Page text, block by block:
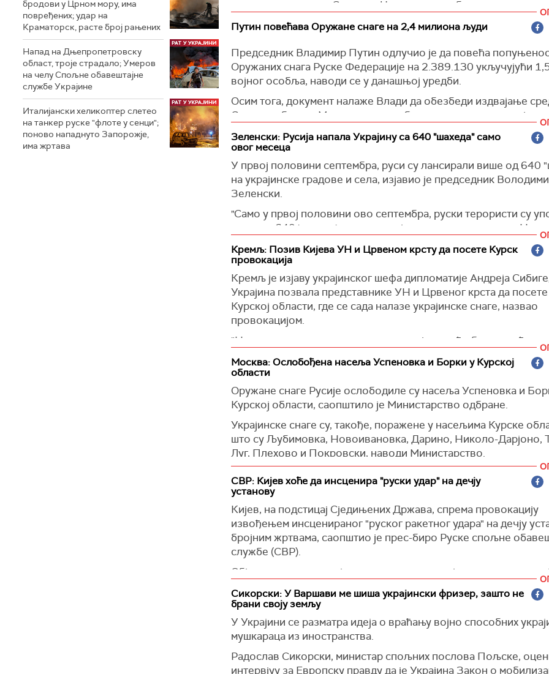
бродови у Црном мору, има
повређених; удар на
Краматорск, расте број рањених
Напад на Дњепропетровску
област, троје страдалo; Умеров
на челу Спољне обавештајне
службе Украјине
Италијански хеликоптер слетео
на танкер руске "флоте у сенци";
поново нападнуто Запорожје,
има жртава
Влада верује да ће САД и даље вероватно дати зелено светло
Генералној скупштини УН у Њујорку, иако постоје поделе
администрације америчког председника Џозефа Бајдена.
Министар спољних послова Велике Британије Дејвид Лами
мора да постоји "заједничка стратегија" међу западним
Сада о томе разговарамо са Сједињеним Америчким Државама
кључним савезницима, али наравно идемо на Генералну
где ћемо се сви састати са украјинским председником
Британски министар спљних послова је додао да је важно
Украјинце како би наставили да одбијају Русију у Црном мору
могли да се изборе са огромним изазовима у ваздуху које
"И, наравно, да подржавамо Украјинце обучавајући њихову
Желимо да Украјину у будућности ставимо у најјачу позицију",
(Танјуг
погранична насеља Сумске и Черниговске области.
Врше се артиљеријски напади, а бачено је и 11 вођених авио-
"Од почетка дана Руси су испалили 15 противваздушних
сопственој Курској области", тврди војни врх Украјине.
Путин повећава Оружане снаге на 2,4 милиона људи
Председник Владимир Путин одлучио је да повећа
Оружаних снага Руске Федерације на 2.389.130 укључујући
војног особља, наводи се у данашњој уредби.
Осим тога, документ налаже Влади да обезбеди издвајање
Савезног буџета Министарству одбране за имплементацију
Уредба ступа на снагу у децембру ове године.
(Известија)
Зеленски: Русија напала Украјину са 640 "шахеда" само
овог месеца
У првој половини септембра, руси су лансирали више од 640
на украјинске градове и села, изјавио је председник
Зеленски.
"Само у првој половини ово септембра, руски терористи су
више од 640 'шахеда' против украјинских градова и села. На
већину су наши војници оборили. Стално радимо на томе да
ПВО буде ефикаснија. Јачамо наше ваздухопловство,
ватрогасне групе, све јединице противваздушне одбране",
Зеленски.
(Укринформ)
Кремљ: Позив Кијева УН и Црвеном крсту да посете Курск
провокација
Кремљ је изјаву украјинског шефа дипломатије Андреја
Украјина позвала представнике УН и Црвеног крста да
Курској области, где се сада налазе украјинске снаге, назвао
провокацијом.
"Надамо се да такве провокативне изјаве неће бити схваћене
прималаца, ово је чиста провокација и, наравно, рачунамо на
процену таквих провокативних изјава", рекао је секретар за
(Интерфакс)
Москва: Ослобођена насеља Успеновка и Борки у Курској
области
Оружане снаге Русије ослободиле су насеља Успеновка и
Курској области, саопштило је Министарство одбране.
Украјинске снаге су, такође, поражене у насељима Курске
што су Љубимовка, Новоивановка, Дарино, Николо-Дарјоно,
Луг, Плехово и Покровски, наводи Министарство.
СВР: Кијев хоће да инсценира "руски удар" на дечју
установу
Кијев, на подстицај Сједињених Држава, спрема провокацију
извођењем инсценираног "руског ракетног удара" на дечју
бројним жртвама, саопштио је прес-биро Руске спољне
службе (СВР).
Објашњава се да украјинске власти планирају да изведу напад
снага Русије на дечју болницу или вртић са великим бројем
"Планирано је широко медијско извештавање о овој трагедији
учешће водећих међународних медија", наводи се у
спољне обавештајне службе.
Како наводи ресор, на тај начин украјинске власти намеравају
подигну морал Оружаних снага и оправдају укидање Запада
Сикорски: У Варшави ме шиша украјински фризер, зашто не
брани своју земљу
У Украјини се разматра идеја о враћању војно способних
мушкараца из иностранства.
Радослав Сикорски, министар спољних послова Пољске,
интервјуу за Европску правду да је Украјина Закон о